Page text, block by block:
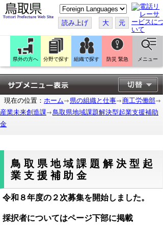
こ
の
ペ
ー
ジ
翻
訳
す
る
読み上げ 大 元
県外の方へ 分野で探す 組織で探す 防災 緊急 メニュー
現在の位置： ホーム 県の組織と仕事
商工労働部
産業未来創造課
鳥取県地域課題解決型起業支援補助
金
鳥取県地域課題解決型起
業支援補助金
令和８年度の２次募集を開始しました。
採択者についてはページ下部に掲載